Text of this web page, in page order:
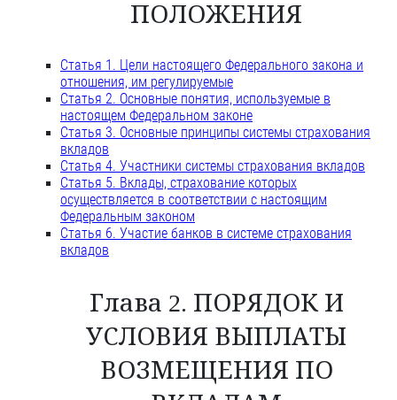
ПОЛОЖЕНИЯ
Статья 1. Цели настоящего Федерального закона и
отношения, им регулируемые
Статья 2. Основные понятия, используемые в
настоящем Федеральном законе
Статья 3. Основные принципы системы страхования
вкладов
Статья 4. Участники системы страхования вкладов
Статья 5. Вклады, страхование которых
осуществляется в соответствии с настоящим
Федеральным законом
Статья 6. Участие банков в системе страхования
вкладов
Глава 2. ПОРЯДОК И
УСЛОВИЯ ВЫПЛАТЫ
ВОЗМЕЩЕНИЯ ПО